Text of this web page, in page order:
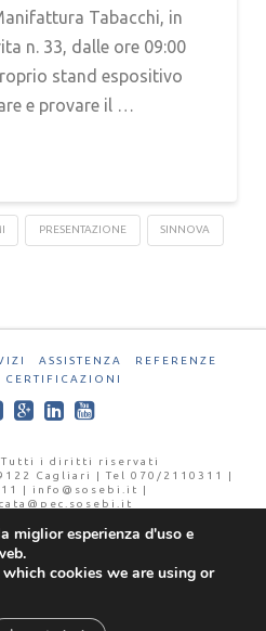
Tabacchi, in
n. 33, dalle ore 09:00
stand espositivo
e provare il …
PRESENTAZIONE SINNOVA
ASSISTENZA
REFERENZE
CERTIFICAZIONI
Tutti i diritti riservati
Cagliari | Tel 070/2110311 |
| info@sosebi.it |
25826
miglior esperienza d'uso e
cookies we are using or